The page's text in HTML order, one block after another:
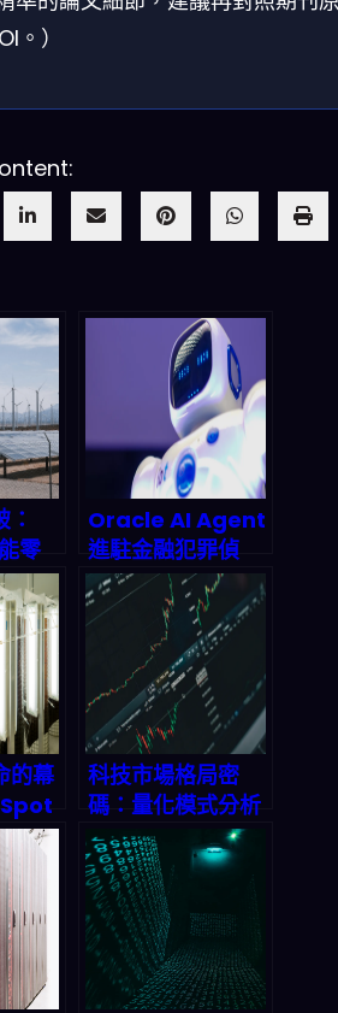
。）
零
億美
Oracle AI Agent
進駐金融犯罪偵
測：風控自動化時
代真的來了？
2026 最新實戰解
的幕
如
來
科技市場格局密
碼：量化模式分析
揭露2026投資勝
算